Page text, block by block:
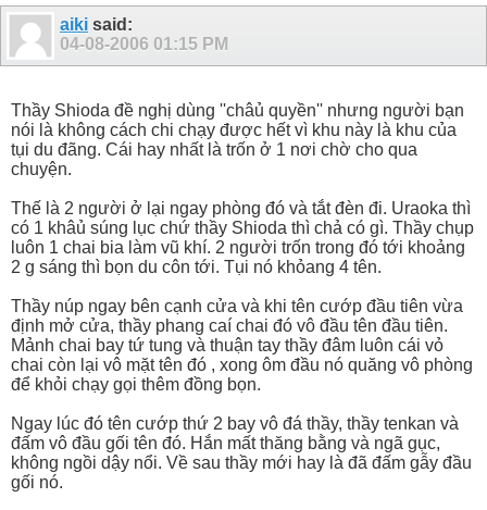
aiki said:
04-08-2006 01:15 PM
Thầy Shioda đề nghị dùng ''châủ quyền'' nhưng người bạn
nói là không cách chi chạy được hết vì khu này là khu của
tụi du đãng. Cái hay nhất là trốn ở 1 nơi chờ cho qua
chuyện.
Thế là 2 người ở lại ngay phòng đó và tắt đèn đi. Uraoka thì
có 1 khâủ súng lục chứ thầy Shioda thì chả có gì. Thầy chụp
luôn 1 chai bia làm vũ khí. 2 người trốn trong đó tới khoảng
2 g sáng thì bọn du côn tới. Tụi nó khỏang 4 tên.
Thầy núp ngay bên cạnh cửa và khi tên cướp đầu tiên vừa
định mở cửa, thầy phang caí chai đó vô đầu tên đầu tiên.
Mảnh chai bay tứ tung và thuận tay thầy đâm luôn cái vỏ
chai còn lại vô mặt tên đó , xong ôm đầu nó quăng vô phòng
để khỏi chạy gọi thêm đồng bọn.
Ngay lúc đó tên cướp thứ 2 bay vô đá thầy, thầy tenkan và
đấm vô đầu gối tên đó. Hắn mất thăng bằng và ngã gục,
không ngồi dậy nổi. Về sau thầy mới hay là đã đấm gẫy đầu
gối nó.